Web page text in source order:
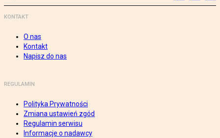
KONTAKT
O nas
Kontakt
Napisz do nas
REGULAMIN
Polityka Prywatności
Zmiana ustawień zgód
Regulamin serwisu
Informacje o nadawcy